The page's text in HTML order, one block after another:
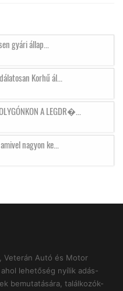
gyári állap...
Korhű ál...
A LEGDR�...
nagyon ke...
Veterán Autó és Motor
lehetőség nyílik adás-
bemutatására, találkozók-